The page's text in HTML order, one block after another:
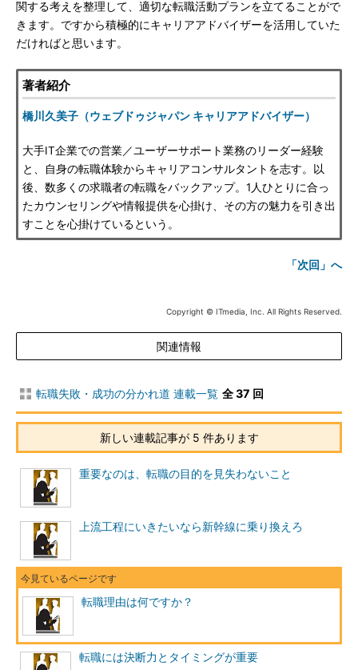
関する考えを整理して、適切な転職活動プランを立てることがで
きます。ですから積極的にキャリアアドバイザーを活用していた
だければと思います。
著者紹介
橋川久美子（ウェブドゥジャパン キャリアアドバイザー）
大手IT企業での営業／ユーザーサポート業務のリーダー経験
と、自身の転職体験からキャリアコンサルタントを志す。以
後、数多くの求職者の転職をバックアップ。1人ひとりに合っ
たカウンセリングや情報提供を心掛け、その方の魅力を引き出
すことを心掛けているという。
「次回」へ
Copyright © ITmedia, Inc. All Rights Reserved.
関連情報
転職失敗・成功の分かれ道 連載一覧 全 37 回
新しい連載記事が 5 件あります
重要なのは、転職の目的を見失わないこと
上流工程にいきたいなら新幹線に乗り換えろ
転職理由は何ですか？
転職には決断力とタイミングが重要